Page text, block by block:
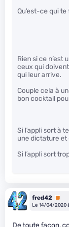
Qu’est-ce qui
Rien si ce n’est
ceux qui
qui leur arrive.
Couple cela à
bon cocktail
Si l’appli sort à
une dictature et
Si l’appli sort
fred42
Le 14/04/2020